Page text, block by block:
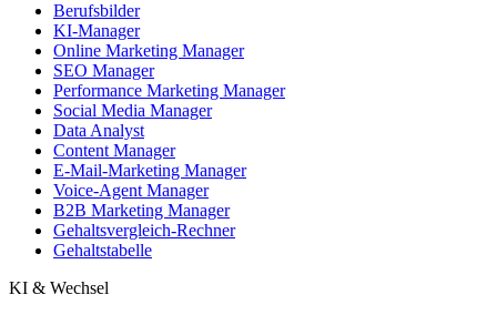
Berufsbilder
KI-Manager
Online Marketing Manager
SEO Manager
Performance Marketing Manager
Social Media Manager
Data Analyst
Content Manager
E-Mail-Marketing Manager
Voice-Agent Manager
B2B Marketing Manager
Gehaltsvergleich-Rechner
Gehaltstabelle
KI & Wechsel